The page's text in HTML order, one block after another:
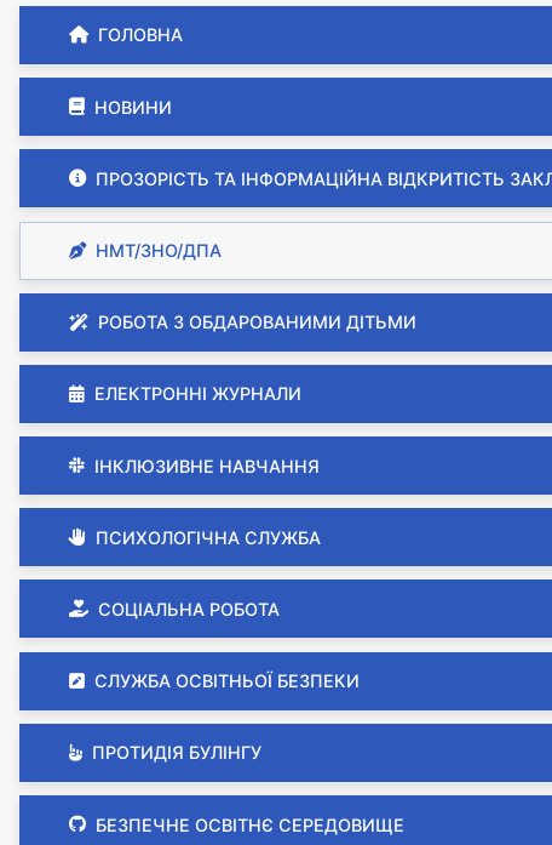
ГОЛОВНА
НОВИНИ
ПРОЗОРІСТЬ ТА ІНФОРМАЦІЙНА ВІДКРИТІСТЬ
НМТ/ЗНО/ДПА
РОБОТА З ОБДАРОВАНИМИ ДІТЬМИ
ЕЛЕКТРОННІ ЖУРНАЛИ
ІНКЛЮЗИВНЕ НАВЧАННЯ
ПСИХОЛОГІЧНА СЛУЖБА
СОЦІАЛЬНА РОБОТА
СЛУЖБА ОСВІТНЬОЇ БЕЗПЕКИ
ПРОТИДІЯ БУЛІНГУ
БЕЗПЕЧНЕ ОСВІТНЄ СЕРЕДОВИЩЕ